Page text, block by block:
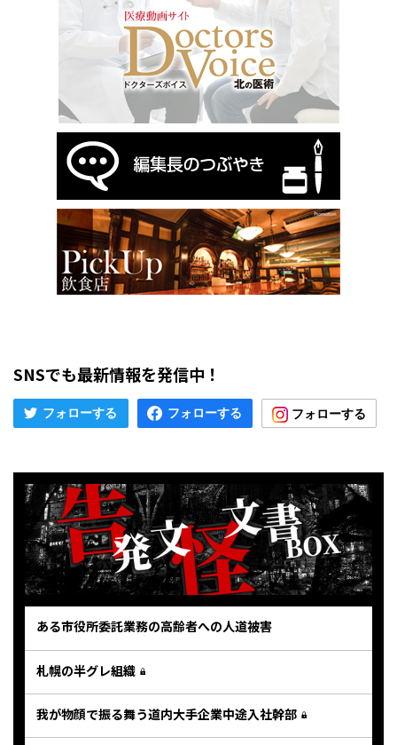
SNSでも最新情報を発信中！
ある市役所委託業務の高齢者への人道被害
札幌の半グレ組織
我が物顔で振る舞う道内大手企業中途入社幹部